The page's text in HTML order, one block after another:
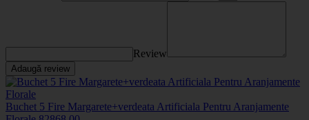
Review
Adaugă review
Buchet 5 Fire Margarete+verdeata Artificiala Pentru Aranjamente